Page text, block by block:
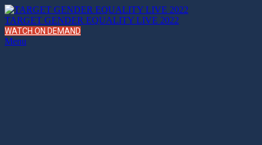
TARGET GENDER EQUALITY LIVE 2022
WATCH ON DEMAND
Menu